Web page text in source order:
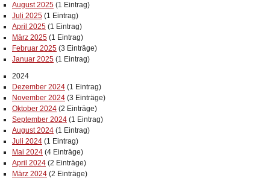
August 2025 (1 Eintrag)
Juli 2025 (1 Eintrag)
April 2025 (1 Eintrag)
März 2025 (1 Eintrag)
Februar 2025 (3 Einträge)
Januar 2025 (1 Eintrag)
2024
Dezember 2024 (1 Eintrag)
November 2024 (3 Einträge)
Oktober 2024 (2 Einträge)
September 2024 (1 Eintrag)
August 2024 (1 Eintrag)
Juli 2024 (1 Eintrag)
Mai 2024 (4 Einträge)
April 2024 (2 Einträge)
März 2024 (2 Einträge)